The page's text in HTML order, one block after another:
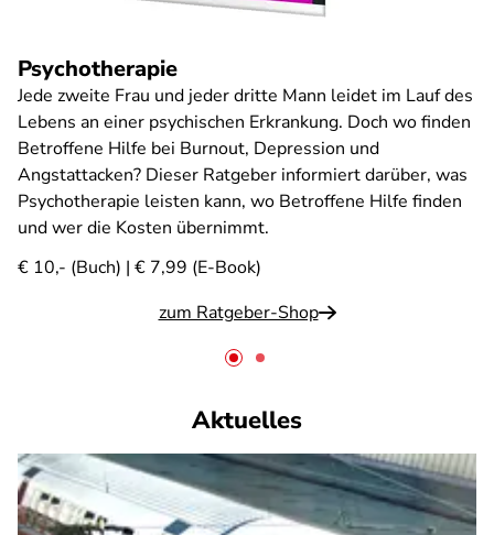
Psychotherapie
Jede zweite Frau und jeder dritte Mann leidet im Lauf des
Lebens an einer psychischen Erkrankung. Doch wo finden
Betroffene Hilfe bei Burnout, Depression und
Angstattacken? Dieser Ratgeber informiert darüber, was
Psychotherapie leisten kann, wo Betroffene Hilfe finden
und wer die Kosten übernimmt.
€ 10,- (Buch) | € 7,99 (E-Book)
zum Ratgeber-Shop
Aktuelles